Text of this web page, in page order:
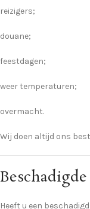
reizigers;
douane;
feestdagen;
weer temperaturen;
overmacht.
Wij doen altijd ons
Heeft u een